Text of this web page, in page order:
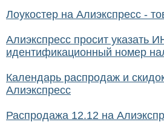
Лоукостер на Алиэкспресс -
Алиэкспресс просит указать
идентификационный номер
Календарь распродаж и
Алиэкспресс
Распродажа 12.12 на